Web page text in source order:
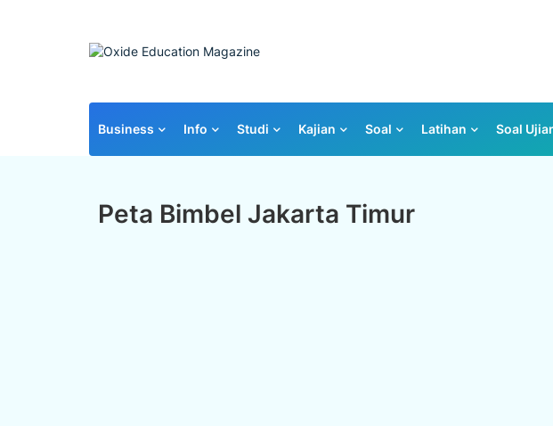
Business Info Studi Kajian Soal Latihan Soal
Peta Bimbel Jakarta Timur